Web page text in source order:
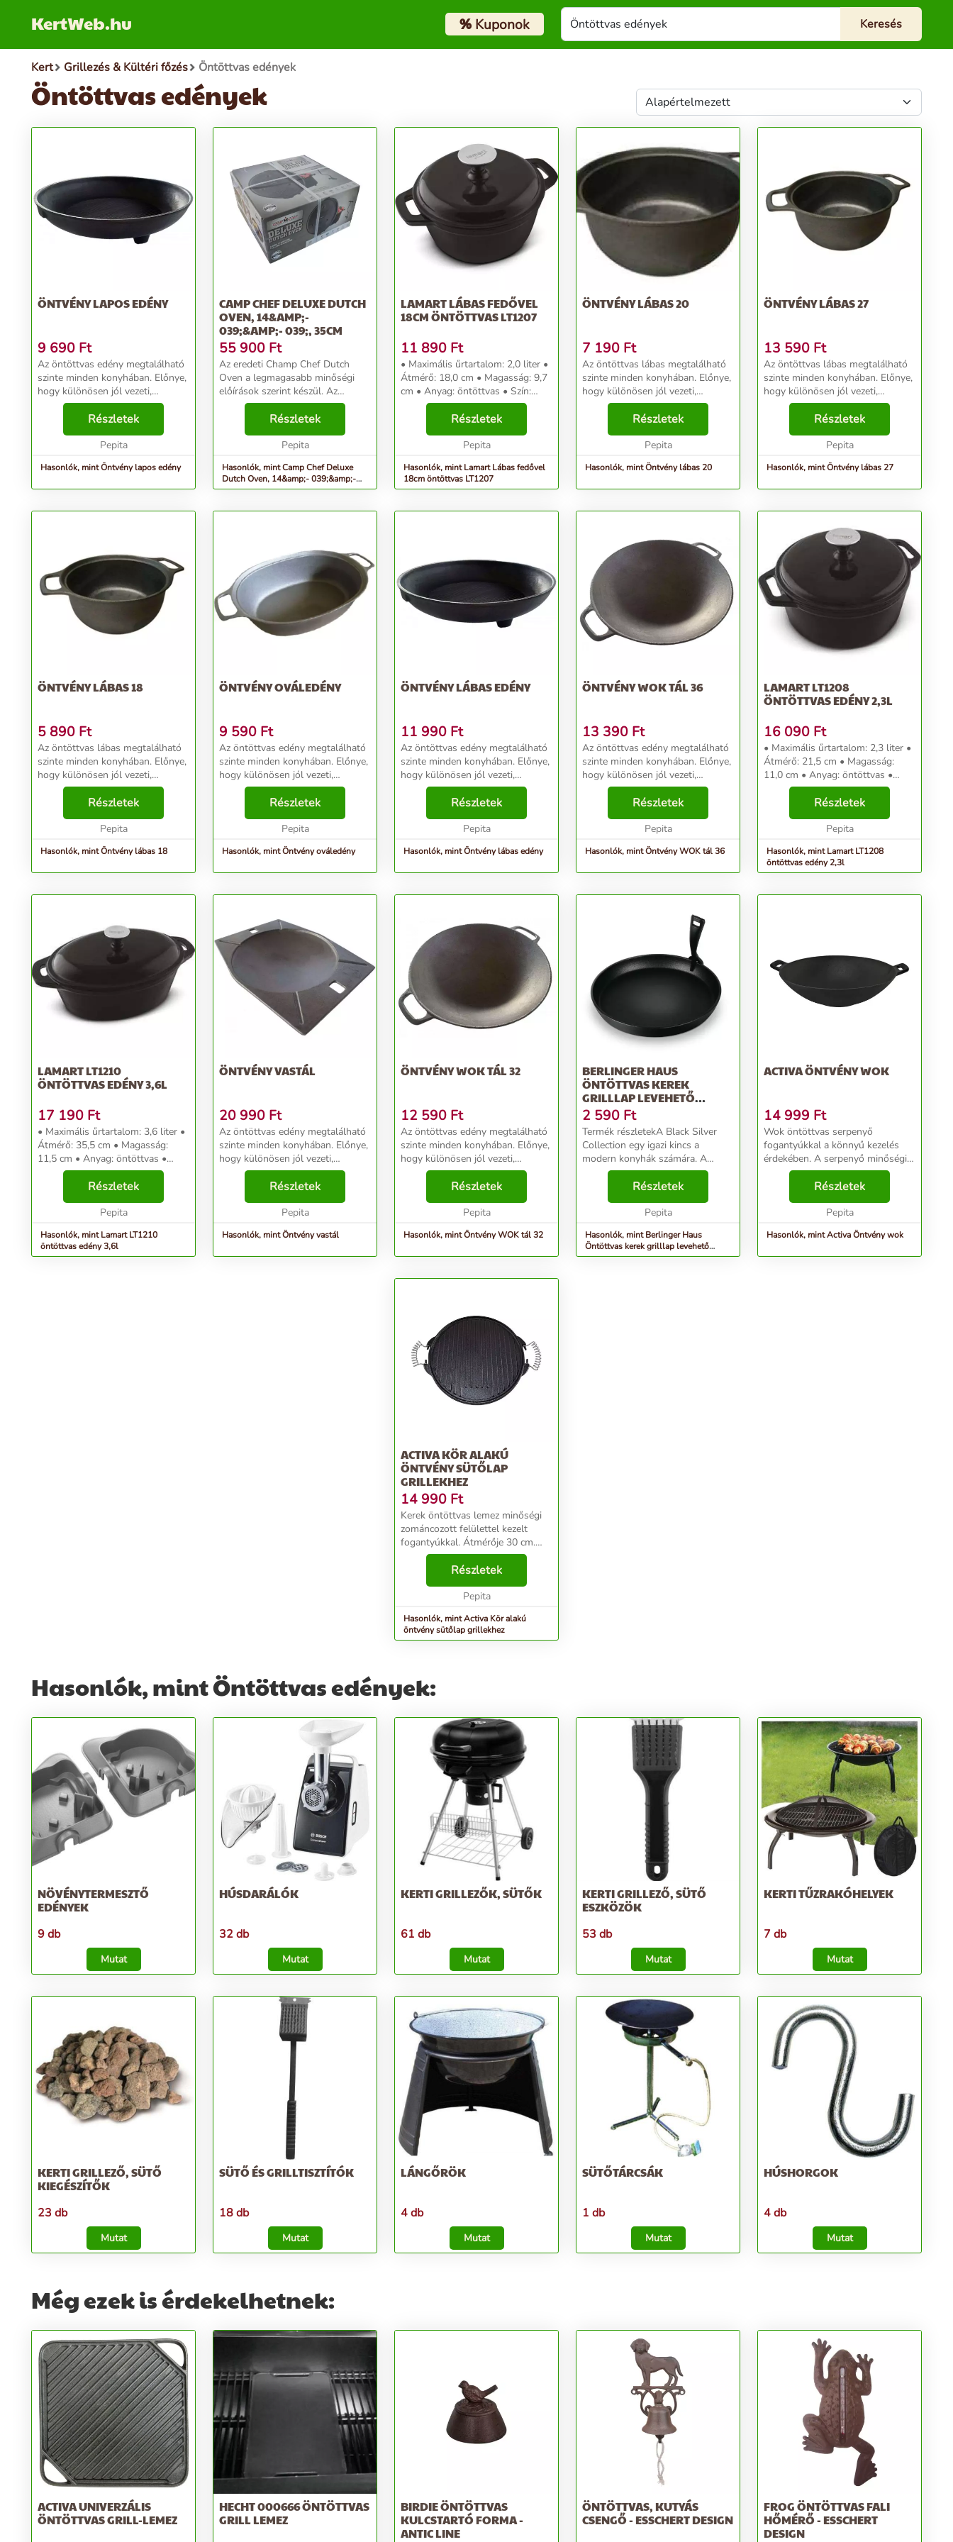
KertWeb.hu %Kuponok
Kert Grillezés & Kültéri főzés Öntöttvas edények
Öntöttvas edények
ÖNTVÉNY LAPOS EDÉNY
9 690 Ft
Az öntöttvas edény megtalálható
szinte minden konyhában. Előnye,
hogy különösen jól vezeti,
egyenletesen és nagyon jól tartja
a hőt. Kezelése, tisztán tartása
könnyű és szinte
elpusztíthatatlan, ezért...
Részletek
Pepita
Hasonlók, mint Öntvény lapos edény
CAMP CHEF DELUXE DUTCH
OVEN, 14&AMP;-
039;&AMP;- 039;, 35CM
55 900 Ft
Az eredeti Champ Chef Dutch
Oven a legmagasabb minőségi
előírások szerint készül. Az
öntöttvas Dutch Oven felületét a
gyártás során gondosan
előkezelik (seasoned finish), így az
azonnal használatba ve...
Részletek
Pepita
Hasonlók, mint Camp Chef Deluxe
Dutch Oven, 14&amp;- 039;&amp;-
039;, 35cm
LAMART LÁBAS FEDŐVEL
18CM ÖNTÖTTVAS LT1207
11 890 Ft
• Maximális űrtartalom: 2,0 liter •
Átmérő: 18,0 cm • Magasság: 9,7
cm • Anyag: öntöttvas • Szín:
fekete • Gáz, elektromos,
üvegkerámia és indukciós
főzőlapokon is használható •
Ellenáll a magas hőmér...
Részletek
Pepita
Hasonlók, mint Lamart Lábas fedővel
18cm öntöttvas LT1207
ÖNTVÉNY LÁBAS 20
7 190 Ft
Az öntöttvas lábas megtalálható
szinte minden konyhában. Előnye,
hogy különösen jól vezeti,
egyenletesen és nagyon jól tartja
a hőt. Kezelése, tisztán tartása
könnyű és szinte
elpusztíthatatlan, ezért...
Részletek
Pepita
Hasonlók, mint Öntvény lábas 20
ÖNTVÉNY LÁBAS 27
13 590 Ft
Az öntöttvas lábas megtalálható
szinte minden konyhában. Előnye,
hogy különösen jól vezeti,
egyenletesen és nagyon jól tartja
a hőt. Kezelése, tisztán tartása
könnyű és szinte
elpusztíthatatlan, ezért...
Részletek
Pepita
Hasonlók, mint Öntvény lábas 27
ÖNTVÉNY LÁBAS 18
5 890 Ft
Az öntöttvas lábas megtalálható
szinte minden konyhában. Előnye,
hogy különösen jól vezeti,
egyenletesen és nagyon jól tartja
a hőt. Kezelése, tisztán tartása
könnyű és szinte
elpusztíthatatlan, ezért...
Részletek
Pepita
Hasonlók, mint Öntvény lábas 18
ÖNTVÉNY OVÁLEDÉNY
9 590 Ft
Az öntöttvas edény megtalálható
szinte minden konyhában. Előnye,
hogy különösen jól vezeti,
egyenletesen és nagyon jól tartja
a hőt. Kezelése, tisztán tartása
könnyű és szinte
elpusztíthatatlan, ezért...
Részletek
Pepita
Hasonlók, mint Öntvény ováledény
ÖNTVÉNY LÁBAS EDÉNY
11 990 Ft
Az öntöttvas edény megtalálható
szinte minden konyhában. Előnye,
hogy különösen jól vezeti,
egyenletesen és nagyon jól tartja
a hőt. Kezelése, tisztán tartása
könnyű és szinte
elpusztíthatatlan, ezért...
Részletek
Pepita
Hasonlók, mint Öntvény lábas edény
ÖNTVÉNY WOK TÁL 36
13 390 Ft
Az öntöttvas edény megtalálható
szinte minden konyhában. Előnye,
hogy különösen jól vezeti,
egyenletesen és nagyon jól tartja
a hőt. Kezelése, tisztán tartása
könnyű és szinte
elpusztíthatatlan, ezért...
Részletek
Pepita
Hasonlók, mint Öntvény WOK tál 36
LAMART LT1208
ÖNTÖTTVAS EDÉNY 2,3L
16 090 Ft
• Maximális űrtartalom: 2,3 liter •
Átmérő: 21,5 cm • Magasság:
11,0 cm • Anyag: öntöttvas •
Szín: fekete • Gáz, elektromos,
üvegkerámia és indukciós
főzőlapokon is használható •
Ellenáll a magas hőmé...
Részletek
Pepita
Hasonlók, mint Lamart LT1208
öntöttvas edény 2,3l
LAMART LT1210
ÖNTÖTTVAS EDÉNY 3,6L
17 190 Ft
• Maximális űrtartalom: 3,6 liter •
Átmérő: 35,5 cm • Magasság:
11,5 cm • Anyag: öntöttvas •
Szín: fekete • Ovális kialakítás,
sütőben is használható • Gáz,
elektromos, üvegkerámia és
indukciós főzőla...
Részletek
Pepita
Hasonlók, mint Lamart LT1210
öntöttvas edény 3,6l
ÖNTVÉNY VASTÁL
20 990 Ft
Az öntöttvas edény megtalálható
szinte minden konyhában. Előnye,
hogy különösen jól vezeti,
egyenletesen és nagyon jól tartja
a hőt. Kezelése, tisztán tartása
könnyű és szinte
elpusztíthatatlan, ezért...
Részletek
Pepita
Hasonlók, mint Öntvény vastál
ÖNTVÉNY WOK TÁL 32
12 590 Ft
Az öntöttvas edény megtalálható
szinte minden konyhában. Előnye,
hogy különösen jól vezeti,
egyenletesen és nagyon jól tartja
a hőt. Kezelése, tisztán tartása
könnyű és szinte
elpusztíthatatlan, ezért...
Részletek
Pepita
Hasonlók, mint Öntvény WOK tál 32
BERLINGER HAUS
ÖNTÖTTVAS KEREK
GRILLLAP LEVEHETŐ
NYÉLLEL, 21 CM,...
2 590 Ft
Termék részletekA Black Silver
Collection egy igazi kincs a
modern konyhák számára. A
sorozatban kapható öntöttvas
kerek grill sütőlap levehető nyéllel
(21 cm) a praktikum és stílus
egysége.Főbb t...
Részletek
Pepita
Hasonlók, mint Berlinger Haus
Öntöttvas kerek grilllap levehető
nyéllel, 21 cm,...
ACTIVA ÖNTVÉNY WOK
14 999 Ft
Wok öntöttvas serpenyő
fogantyúkkal a könnyű kezelés
érdekében. A serpenyő minőségi
zománcozott felülettel van
kezelve. Átmérője 30 cm. Grid in
Grid rendszer kivehető kerek
rostélyrésszel rendelkező g...
Részletek
Pepita
Hasonlók, mint Activa Öntvény wok
ACTIVA KÖR ALAKÚ
ÖNTVÉNY SÜTŐLAP
GRILLEKHEZ
14 990 Ft
Kerek öntöttvas lemez minőségi
zománcozott felülettel kezelt
fogantyúkkal. Átmérője 30 cm.
Grid in Grid rendszer grillekhez
kivehető kerek rostélyrésszel (pl.
Angular, Olymp 5, Combo
Részletek
Pepita
Hasonlók, mint Activa Kör alakú
öntvény sütőlap grillekhez
Hasonlók, mint Öntöttvas edények:
NÖVÉNYTERMESZTŐ
EDÉNYEK
9 db
Mutat
HÚSDARÁLÓK
32 db
Mutat
KERTI GRILLEZŐK, SÜTŐK
61 db
Mutat
KERTI GRILLEZŐ, SÜTŐ
ESZKÖZÖK
53 db
Mutat
KERTI TŰZRAKÓHELYEK
7 db
Mutat
KERTI GRILLEZŐ, SÜTŐ
KIEGÉSZÍTŐK
23 db
Mutat
SÜTŐ ÉS GRILLTISZTÍTÓK
18 db
Mutat
LÁNGŐRÖK
4 db
Mutat
SÜTŐTÁRCSÁK
1 db
Mutat
HÚSHORGOK
4 db
Mutat
Még ezek is érdekelhetnek:
ACTIVA UNIVERZÁLIS
ÖNTÖTTVAS GRILL-LEMEZ
HECHT 000666 ÖNTÖTTVAS
GRILL LEMEZ
BIRDIE ÖNTÖTTVAS
KULCSTARTÓ FORMA -
ANTIC LINE
ÖNTÖTTVAS, KUTYÁS
CSENGŐ - ESSCHERT DESIGN
FROG ÖNTÖTTVAS FALI
HŐMÉRŐ - ESSCHERT
DESIGN